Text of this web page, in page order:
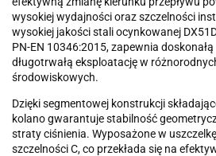
wysokiej wydajności oraz szczelności
wysokiej jakości stali ocynkowanej
PN-EN 10346:2015, zapewnia
długotrwałą eksploatację w
środowiskowych.
Dzięki segmentowej konstrukcji
kolano gwarantuje stabilność
straty ciśnienia. Wyposażone w
szczelności C, co przekłada się na